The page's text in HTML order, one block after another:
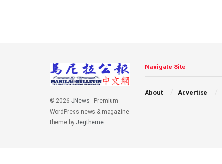
© 2026 JNews - Premium
WordPress news & magazine
theme by Jegtheme.
Navigate Site
About Advertise